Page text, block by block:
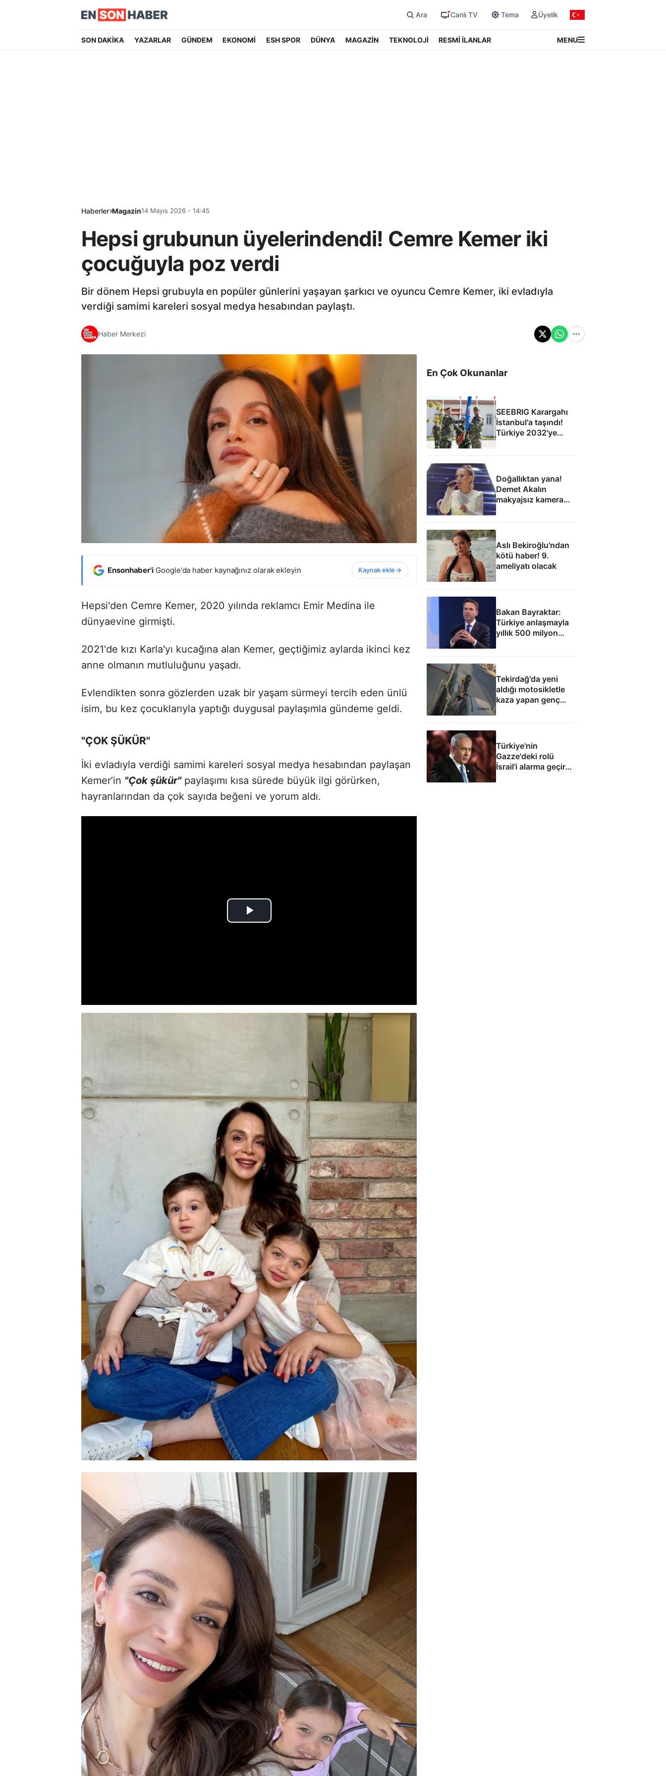
Ara Canlı TV Tema Üyelik
SON DAKİKA YAZARLAR GÜNDEM EKONOMİ ESH SPOR DÜNYA MAGAZİN TEKNOLOJİ RESMİ İLANLAR MENU
Haberler Magazin14 Mayıs 2026 - 14:45
Hepsi grubunun üyelerindendi! Cemre Kemer iki
çocuğuyla poz verdi
Bir dönem Hepsi grubuyla en popüler günlerini yaşayan şarkıcı ve oyuncu Cemre Kemer, iki evladıyla
verdiği samimi kareleri sosyal medya hesabından paylaştı.
Haber Merkezi
Ensonhaber'i Google'da haber kaynağınız olarak ekleyin Kaynak ekle
Hepsi'den Cemre Kemer, 2020 yılında reklamcı Emir Medina ile
dünyaevine girmişti.
2021'de kızı Karla'yı kucağına alan Kemer, geçtiğimiz aylarda ikinci kez
anne olmanın mutluluğunu yaşadı.
Evlendikten sonra gözlerden uzak bir yaşam sürmeyi tercih eden ünlü
isim, bu kez çocuklarıyla yaptığı duygusal paylaşımla gündeme geldi.
"ÇOK ŞÜKÜR"
İki evladıyla verdiği samimi kareleri sosyal medya hesabından paylaşan
Kemer’in "Çok şükür"paylaşımı kısa sürede büyük ilgi görürken,
hayranlarından da çok sayıda beğeni ve yorum aldı.
En Çok Okunanlar
SEEBRIG Karargahı
İstanbul'a taşındı!
Türkiye 2032'ye
kadar ev sahibi
Doğallıktan yana!
Demet Akalın
makyajsız kamera
karşısına geçti
Aslı Bekiroğlu'ndan
kötü haber! 9.
ameliyatı olacak
Bakan Bayraktar:
Türkiye anlaşmayla
yıllık 500 milyon
Tekirdağ'da yeni
aldığı motosikletle
kaza yapan genç
can verdi
Türkiye'nin
Gazze'deki rolü
İsrail'i alarma geçirdi: